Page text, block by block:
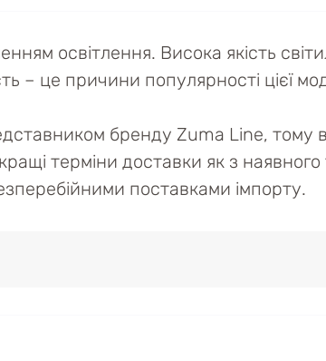
освітлення. Висока якість
– це причини популярності цієї
бренду Zuma Line, тому
терміни доставки як з
поставками імпорту.